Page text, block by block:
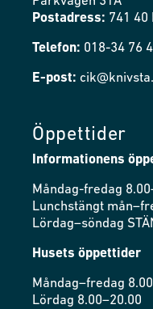
Postadress: 741 40
Telefon: 018-34 76
E-post:
Öppettider
Informationens
Måndag-fredag
Lunchstängt
Lördag–söndag
Husets öppettider
Måndag–fredag
Lördag 8.00–20.00